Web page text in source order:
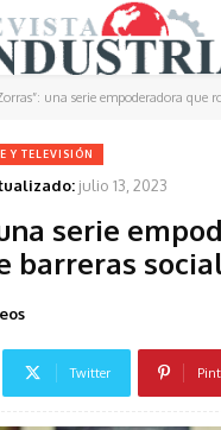
una serie empoderadora que
Y TELEVISIÓN
julio 13, 2023
serie
barreras
Twitter